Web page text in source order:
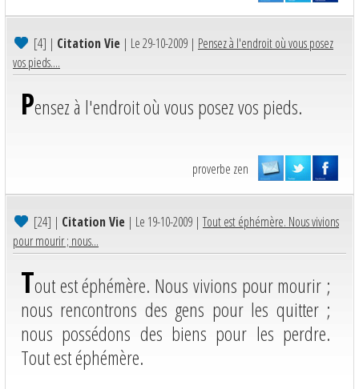
[4] | Citation Vie | Le 29-10-2009 | Pensez à l'endroit où vous posez
vos pieds....
Pensez à l'endroit où vous posez vos pieds.
proverbe zen
[24] | Citation Vie | Le 19-10-2009 |Tout est éphémère. Nous vivions
pour mourir ; nous...
Tout est éphémère. Nous vivions pour mourir ;
nous rencontrons des gens pour les quitter ;
nous possédons des biens pour les perdre.
Tout est éphémère.